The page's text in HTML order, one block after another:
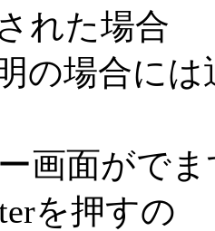
れた場合
の場合に
画面がで
を押すの